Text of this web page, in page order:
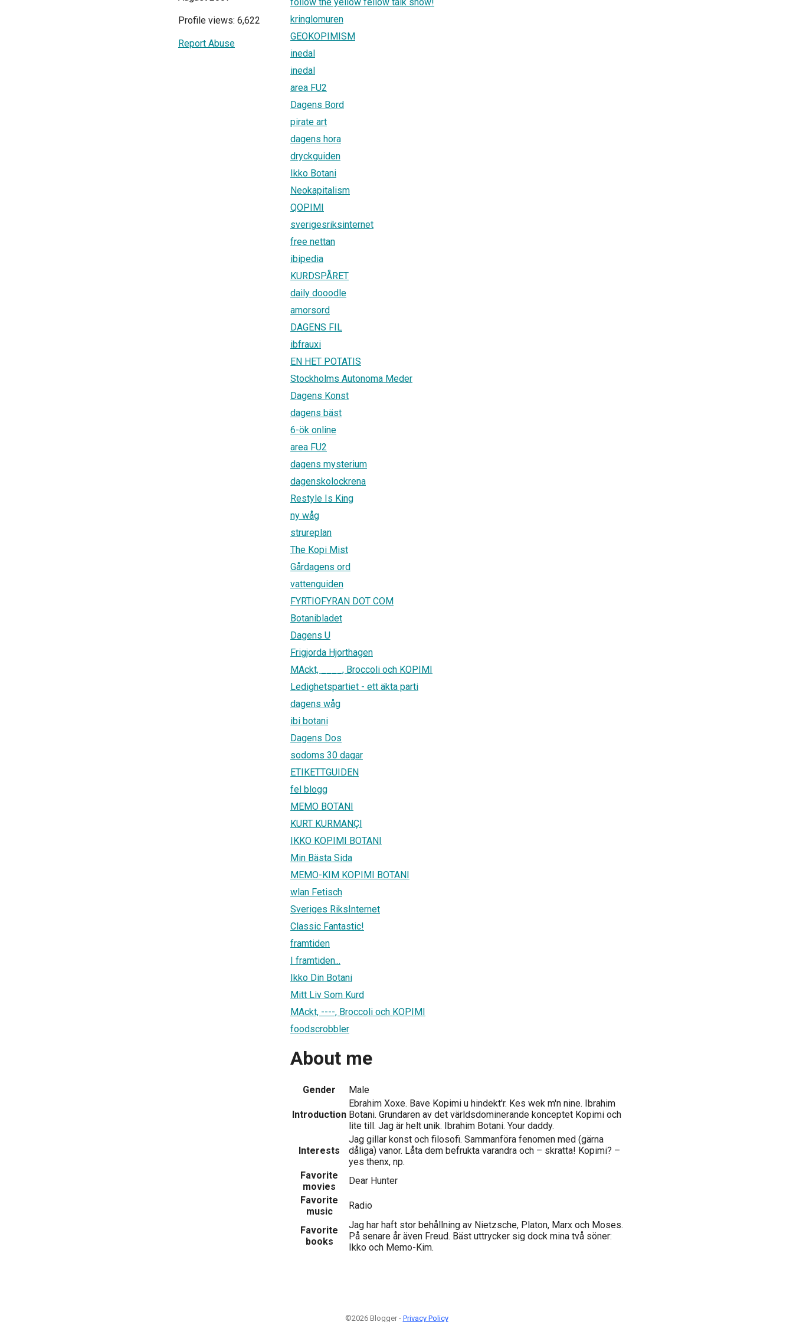
Profile views: 6,622
Report Abuse
kringlomuren
GEOKOPIMISM
inedal
inedal
area FU2
Dagens Bord
pirate art
dagens hora
dryckguiden
Ikko Botani
Neokapitalism
QOPIMI
sverigesriksinternet
free nettan
ibipedia
KURDSPÅRET
daily dooodle
amorsord
DAGENS FIL
ibfrauxi
EN HET POTATIS
Stockholms Autonoma Meder
Dagens Konst
dagens bäst
6-ök online
area FU2
dagens mysterium
dagenskolockrena
Restyle Is King
ny wåg
strureplan
The Kopi Mist
Gårdagens ord
vattenguiden
FYRTIOFYRAN DOT COM
Botanibladet
Dagens U
Frigjorda Hjorthagen
MAckt, ____, Broccoli och KOPIMI
Ledighetspartiet - ett äkta parti
dagens wåg
ibi botani
Dagens Dos
sodoms 30 dagar
ETIKETTGUIDEN
fel blogg
MEMO BOTANI
KURT KURMANÇI
IKKO KOPIMI BOTANI
Min Bästa Sida
MEMO-KIM KOPIMI BOTANI
wlan Fetisch
Sveriges RiksInternet
Classic Fantastic!
framtiden
I framtiden...
Ikko Din Botani
Mitt Liv Som Kurd
MAckt, ----, Broccoli och KOPIMI
foodscrobbler
About me
Gender Male
Introduction
Ebrahim Xoxe. Bave Kopimi u hindekt'r. Kes wek m'n nine. Ibrahim
Botani. Grundaren av det världsdominerande konceptet Kopimi och
lite till. Jag är helt unik. Ibrahim Botani. Your daddy.
Interests
Jag gillar konst och filosofi. Sammanföra fenomen med (gärna
dåliga) vanor. Låta dem befrukta varandra och – skratta! Kopimi? –
yes thenx, np.
Favorite
movies
Dear Hunter
Favorite
music
Radio
Favorite
books
Jag har haft stor behållning av Nietzsche, Platon, Marx och Moses.
På senare år även Freud. Bäst uttrycker sig dock mina två söner:
Ikko och Memo-Kim.
©2026 Blogger - Privacy Policy